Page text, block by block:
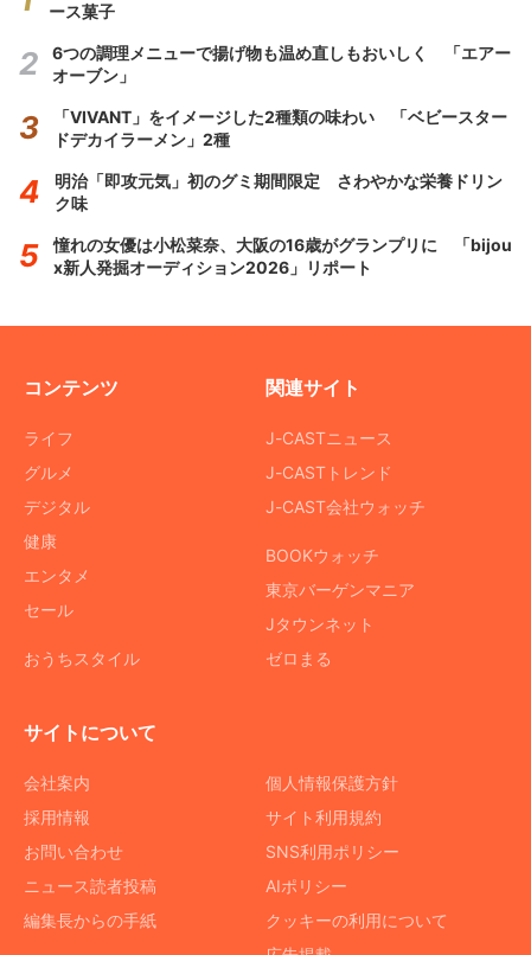
ース菓子
6つの調理メニューで揚げ物も温め直しもおいしく 「エアー
オーブン」
「VIVANT」をイメージした2種類の味わい 「ベビースター
ドデカイラーメン」2種
明治「即攻元気」初のグミ期間限定 さわやかな栄養ドリン
ク味
憧れの女優は小松菜奈、大阪の16歳がグランプリに 「bijou
x新人発掘オーディション2026」リポート
コンテンツ
ライフ
グルメ
デジタル
健康
エンタメ
セール
おうちスタイル
関連サイト
J-CASTニュース
J-CASTトレンド
J-CAST会社ウォッチ
BOOKウォッチ
東京バーゲンマニア
Jタウンネット
ゼロまる
サイトについて
会社案内
採用情報
お問い合わせ
ニュース読者投稿
編集長からの手紙
個人情報保護方針
サイト利用規約
SNS利用ポリシー
AIポリシー
クッキーの利用について